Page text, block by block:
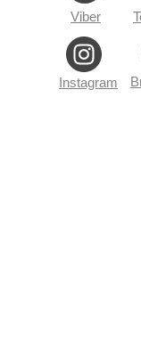
Viber
Instagram